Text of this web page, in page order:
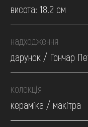
висота: 18.2 см
надходження
дарунок / Гончар
колекція
кераміка / макітра